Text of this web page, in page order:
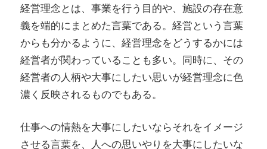
つ
く
経
営
理
念
あ
経営理念とは、事業を行う目的や、施設の存在意
義を端的にまとめた言葉である。経営という言葉
からも分かるように、経営理念をどうするかには
経営者が関わっていることも多い。同時に、その
経営者の人柄や大事にしたい思いが経営理念に色
濃く反映されるものでもある。
仕事への情熱を大事にしたいならそれをイメージ
させる言葉を、人への思いやりを大事にしたいな